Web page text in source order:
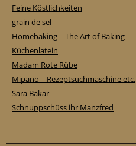
Feine Köstlichkeiten
grain de sel
Homebaking – The Art of Baking
Küchenlatein
Madam Rote Rübe
Mipano – Rezeptsuchmaschine etc.
Sara Bakar
Schnuppschüss ihr Manzfred